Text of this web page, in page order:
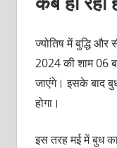
ज्योतिष में बुद्धि
2024 की शाम 06
जाएंगे। इसके बाद
होगा।
इस तरह मई में बुध